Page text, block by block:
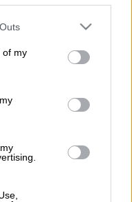
one or more Google
You may click to
its third-party tags to
in below Google
of my
ο λάκκος τον
», σημείωσε ο
στις
με
- Τα επόμενα